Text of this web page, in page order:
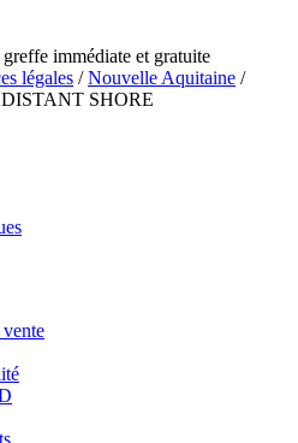
immédiate et gratuite
légales /Nouvelle Aquitaine /
DISTANT SHORE